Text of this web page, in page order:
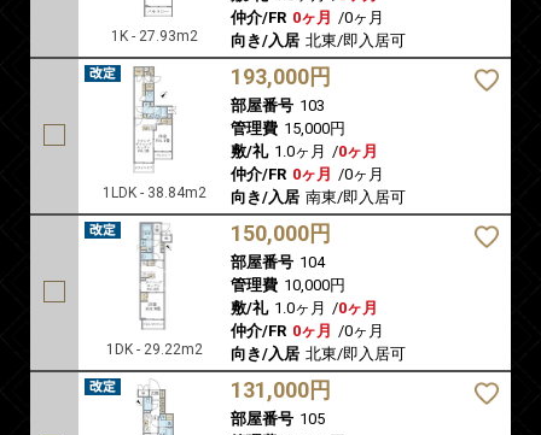
1K - 27.93m2
仲介/FR 0ヶ月 /0ヶ月
向き/入居 北東/即入居可
1LDK - 38.84m2
193,000円
部屋番号 103
管理費 15,000円
敷/礼 1.0ヶ月 /0ヶ月
仲介/FR 0ヶ月 /0ヶ月
向き/入居 南東/即入居可
1DK - 29.22m2
150,000円
部屋番号 104
管理費 10,000円
敷/礼 1.0ヶ月 /0ヶ月
仲介/FR 0ヶ月 /0ヶ月
向き/入居 北東/即入居可
131,000円
部屋番号 105